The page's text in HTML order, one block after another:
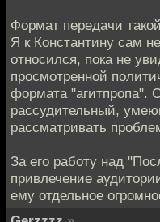
Формат передачи
Я к Константину сам
относился, пока не
просмотренной
формата "агитпропа".
рассудительный,
рассматривать
За его работу над
привлечение
ему отдельное